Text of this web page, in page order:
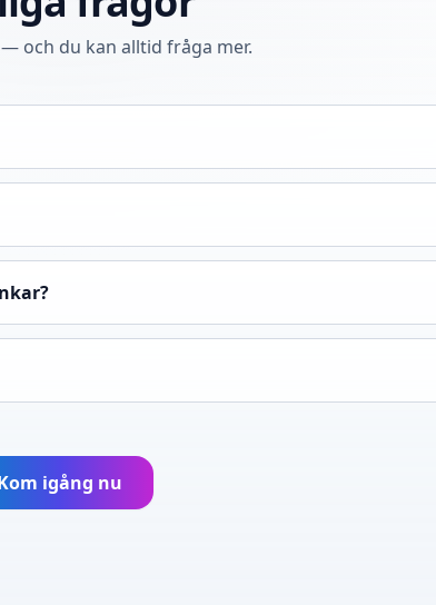
och du kan alltid fråga mer.
igång nu